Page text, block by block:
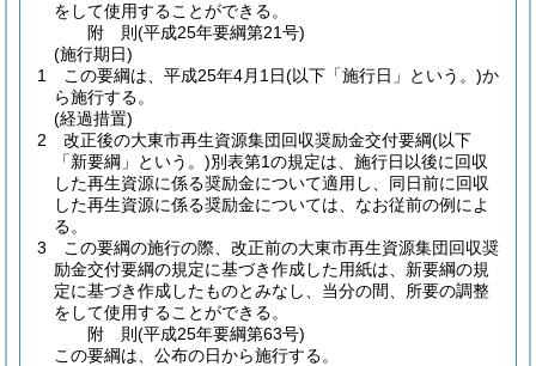
をして使用することができる。
附 則(平成25年要綱第21号)
(施行期日)
1
この要綱は、平成25年4月1日(以下「施行日」という。)か
ら施行する。
(経過措置)
2
改正後の大東市再生資源集団回収奨励金交付要綱(以下
「新要綱」という。)別表第1の規定は、施行日以後に回収
した再生資源に係る奨励金について適用し、同日前に回収
した再生資源に係る奨励金については、なお従前の例によ
る。
3
この要綱の施行の際、改正前の大東市再生資源集団回収奨
励金交付要綱の規定に基づき作成した用紙は、新要綱の規
定に基づき作成したものとみなし、当分の間、所要の調整
をして使用することができる。
附 則(平成25年要綱第63号)
この要綱は、公布の日から施行する。